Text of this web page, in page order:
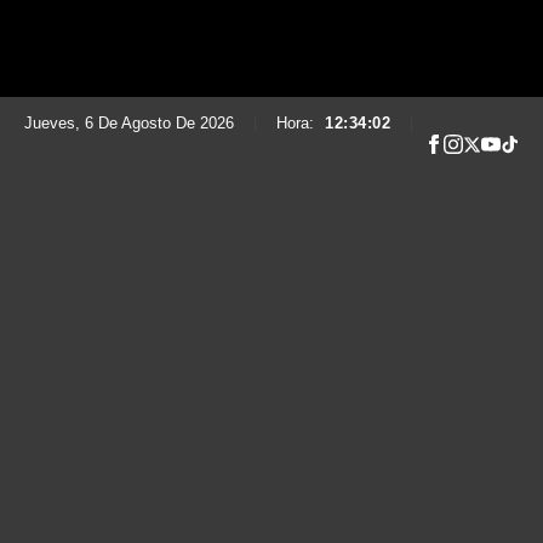
Jueves, 6 De Agosto De 2026 Hora: 12:34:04